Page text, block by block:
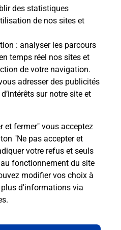
des statistiques
de nos sites et
: analyser les parcours
temps réel nos sites et
de votre navigation.
adresser des publicités
sur notre site et
et fermer" vous acceptez
"Ne pas accepter et
votre refus et seuls
fonctionnement du site
modifier vos choix à
d'informations via
.
posées
Poste Mobile ?
mon
?
de la 5G
?
mon forfait